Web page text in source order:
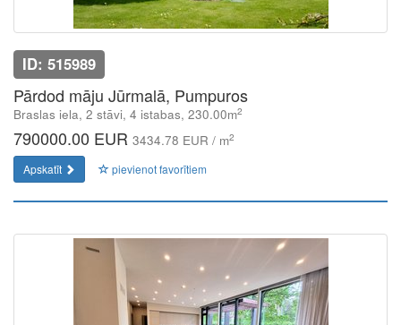
ID: 515989
Pārdod māju Jūrmalā, Pumpuros
Braslas iela, 2 stāvi, 4 istabas, 230.00m2
790000.00 EUR 3434.78 EUR / m2
Apskatīt pievienot favorītiem